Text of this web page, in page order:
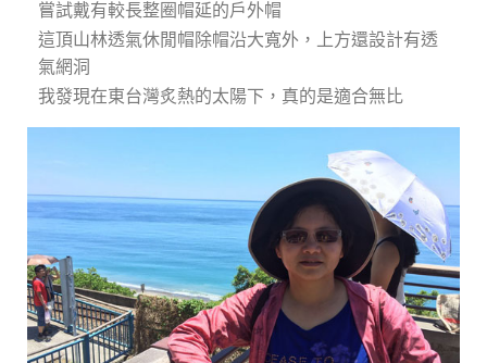
嘗試戴有較長整圈帽延的戶外帽
這頂山林透氣休閒帽除帽沿大寬外，上方還設計有透
氣網洞
我發現在東台灣炙熱的太陽下，真的是適合無比